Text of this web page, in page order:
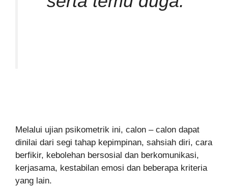
Melalui ujian psikometrik ini, calon – calon dapat
dinilai dari segi tahap kepimpinan, sahsiah diri, cara
berfikir, kebolehan bersosial dan berkomunikasi,
kerjasama, kestabilan emosi dan beberapa kriteria
yang lain.